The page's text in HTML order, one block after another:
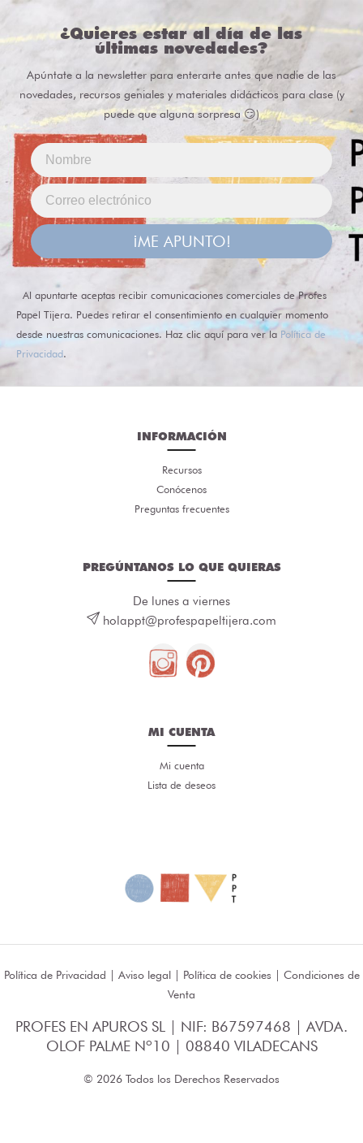
¿Quieres estar al día de las
últimas novedades?
Apúntate a la newsletter para enterarte antes que nadie de las
novedades, recursos geniales y materiales didácticos para clase (y
puede que alguna sorpresa 😏)
¡ME APUNTO!
Al apuntarte aceptas recibir comunicaciones comerciales de Profes
Papel Tijera. Puedes retirar el consentimiento en cualquier momento
desde nuestras comunicaciones. Haz clic aquí para ver la Política de
Privacidad.
INFORMACIÓN
Recursos
Conócenos
Preguntas frecuentes
PREGÚNTANOS LO QUE QUIERAS
De lunes a viernes
holappt@profespapeltijera.com
MI CUENTA
Mi cuenta
Lista de deseos
Política de Privacidad | Aviso legal| Política de cookies | Condiciones de
Venta
PROFES EN APUROS SL | NIF: B67597468 | AVDA.
OLOF PALME Nº10 | 08840 VILADECANS
© 2026 Todos los Derechos Reservados